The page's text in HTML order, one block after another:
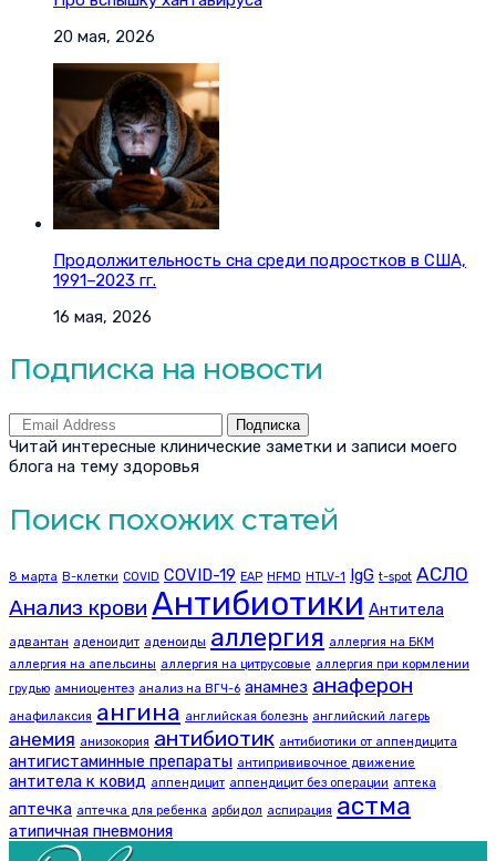
20 мая, 2026
Продолжительность сна среди подростков в США,
1991–2023 гг.
16 мая, 2026
Подписка на новости
Подписка
Читай интересные клинические заметки и записи моего
блога на тему здоровья
Поиск похожих статей
8 марта B-клетки COVID COVID-19 EAP HFMD HTLV-1 IgG t-spot АСЛО
Анализ крови Антибиотики Антитела
адвантан аденоидит аденоиды аллергия аллергия на БКМ
аллергия на апельсины аллергия на цитрусовые аллергия при кормлении
грудью амниоцентез анализ на ВГЧ-6 анамнез анаферон
анафилаксия ангина английская болезнь английский лагерь
анемия анизокория антибиотик антибиотики от аппендицита
антигистаминные препараты антипрививочное движение
антитела к ковид аппендицит аппендицит без операции аптека
аптечка аптечка для ребенка арбидол аспирация астма
атипичная пневмония